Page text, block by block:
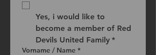
Yes, i would like to
become a member of Red
Devils United Family *
Vorname / Name *